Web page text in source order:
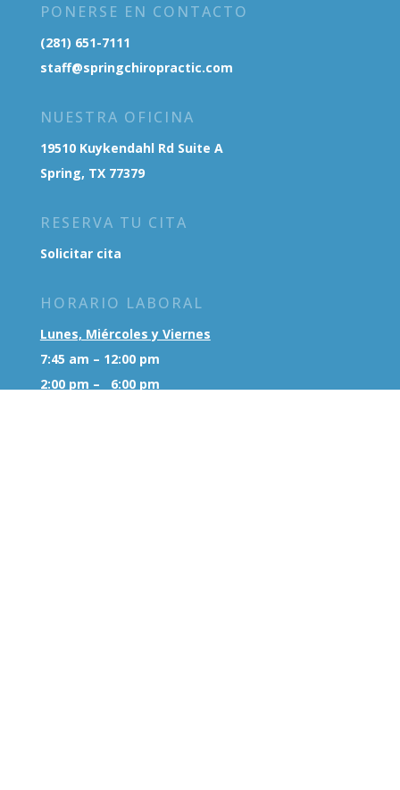
PONERSE EN CONTACTO
(281) 651-7111
staff@springchiropractic.com
NUESTRA OFICINA
19510 Kuykendahl Rd Suite A
Spring, TX 77379
RESERVA TU CITA
Solicitar cita
HORARIO LABORAL
Lunes, Miércoles y Viernes
7:45 am – 12:00 pm
2:00 pm – 6:00 pm